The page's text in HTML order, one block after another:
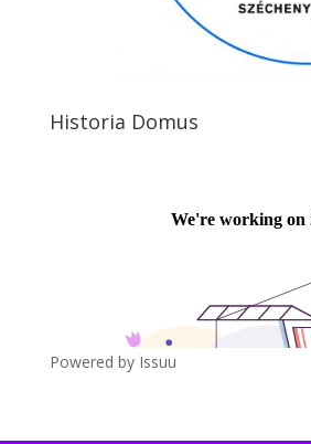
Historia Domus
Powered by Issuu